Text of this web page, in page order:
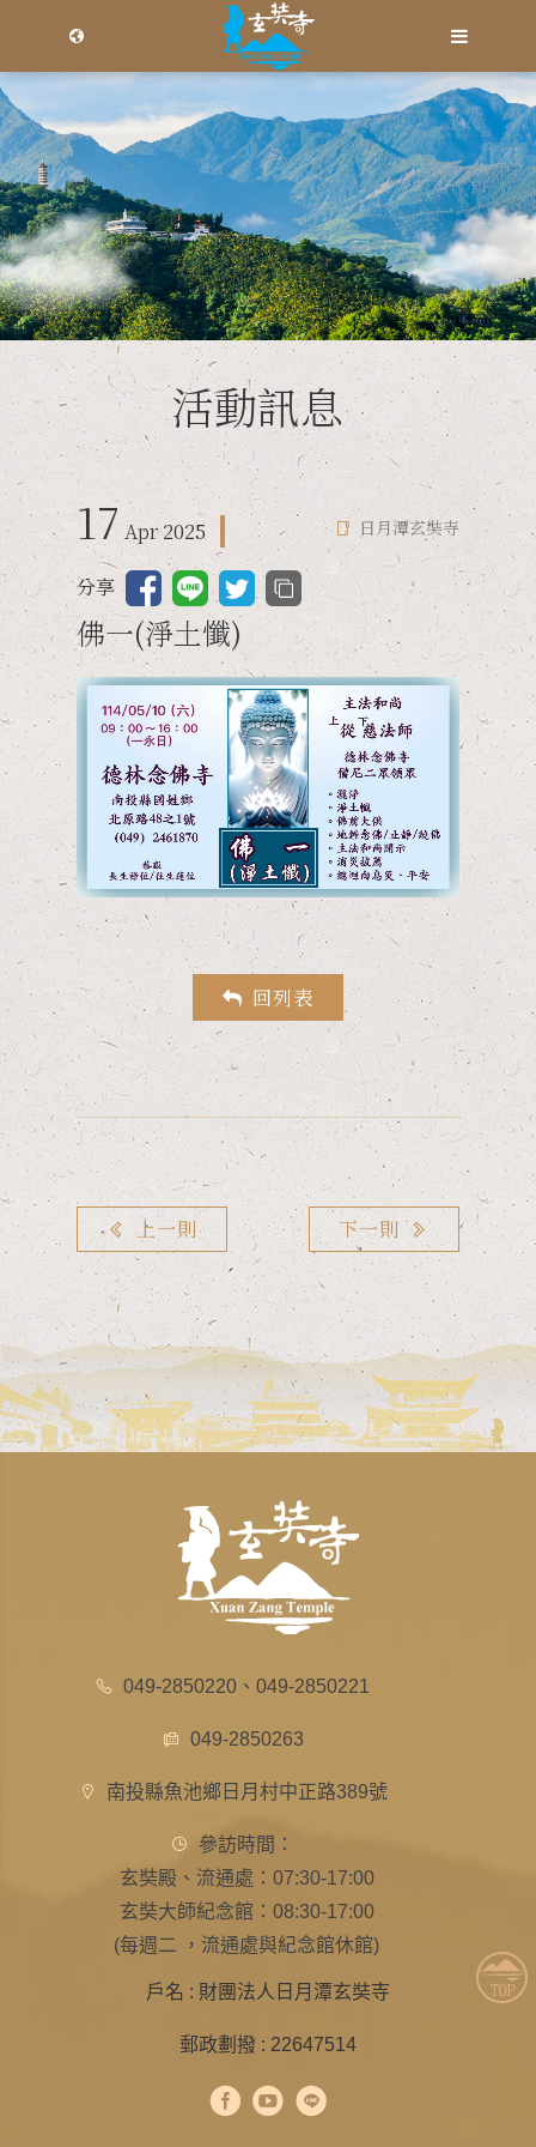
Menu
寺院介紹
日月潭玄奘寺
德林念佛寺
南投龍泉寺
台中德林講堂
玄奘大師
玄奘大師略傳
玄奘大師年譜
住持法師 從慈法師介紹
從慈法師輯錄
活動訊息
日月潭玄奘寺
德林念佛寺
南投龍泉寺
台中德林講堂
影音專區
法音宣流
活動回顧
交通資訊
Language
繁體中文
简体中文
活動訊息
17 Apr 2025 日月潭玄奘寺
分享
佛一(淨土懺)
回列表
上一則 下一則
049-2850220 、 049-2850221
049-2850263
南投縣魚池鄉日月村中正路389號
參訪時間：
玄奘殿、流通處：07:30-17:00
玄奘大師紀念館：08:30-17:00
(每週二 ，流通處與紀念館休館)
戶名 : 財團法人日月潭玄奘寺
郵政劃撥 : 22647514